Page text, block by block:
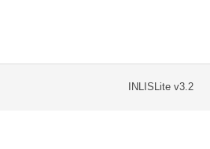
INLISLite v3.2